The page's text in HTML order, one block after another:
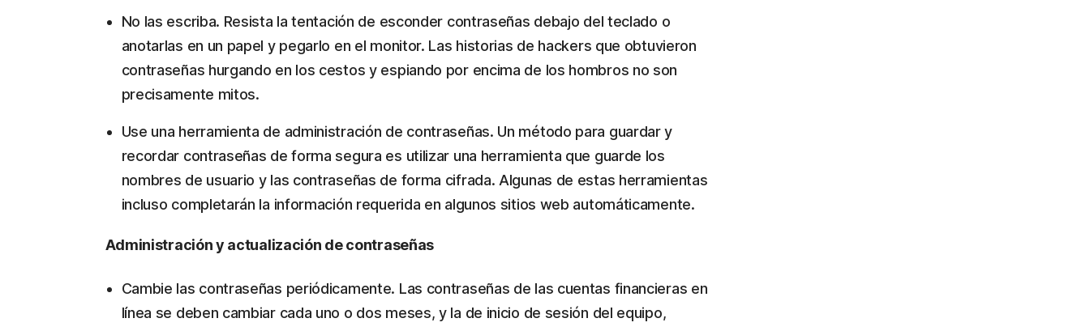
No las escriba. Resista la tentación de esconder contraseñas debajo del teclado o
anotarlas en un papel y pegarlo en el monitor. Las historias de hackers que obtuvieron
contraseñas hurgando en los cestos y espiando por encima de los hombros no son
precisamente mitos.
Use una herramienta de administración de contraseñas. Un método para guardar y
recordar contraseñas de forma segura es utilizar una herramienta que guarde los
nombres de usuario y las contraseñas de forma cifrada. Algunas de estas herramientas
incluso completarán la información requerida en algunos sitios web automáticamente.
Administración y actualización de contraseñas
Cambie las contraseñas periódicamente. Las contraseñas de las cuentas financieras en
línea se deben cambiar cada uno o dos meses, y la de inicio de sesión del equipo,